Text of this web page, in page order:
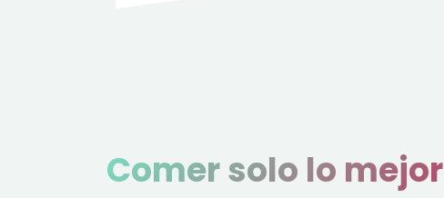
Comer solo lo mejor